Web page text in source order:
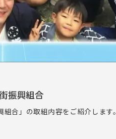
振興組合
合」の取組内容をご紹介します。